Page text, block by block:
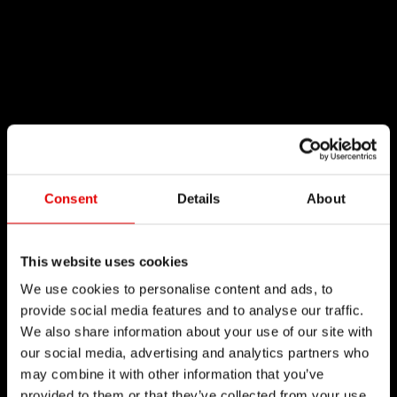
Consent Details About
This website uses cookies
We use cookies to personalise content and ads, to
provide social media features and to analyse our traffic.
We also share information about your use of our site with
our social media, advertising and analytics partners who
may combine it with other information that you’ve